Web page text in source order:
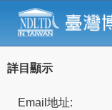
詳目顯示
Email地址: